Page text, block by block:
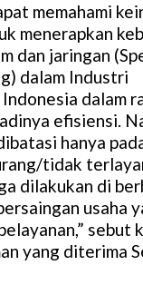
memahami
menerapkan
dan jaringan
dalam Industri
dalam
efisiensi.
hanya
tidak
dilakukan di
usaha
sebut
yang diterima